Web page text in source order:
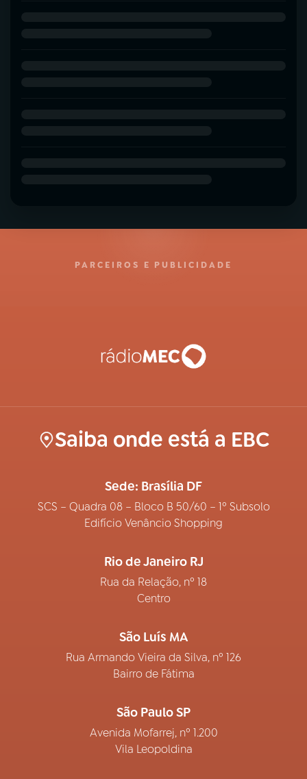
PARCEIROS E PUBLICIDADE
Saiba onde está a EBC
Sede: Brasília DF
SCS – Quadra 08 – Bloco B 50/60 – 1º Subsolo
Edifício Venâncio Shopping
Rio de Janeiro RJ
Rua da Relação, nº 18
Centro
São Luís MA
Rua Armando Vieira da Silva, nº 126
Bairro de Fátima
São Paulo SP
Avenida Mofarrej, nº 1.200
Vila Leopoldina